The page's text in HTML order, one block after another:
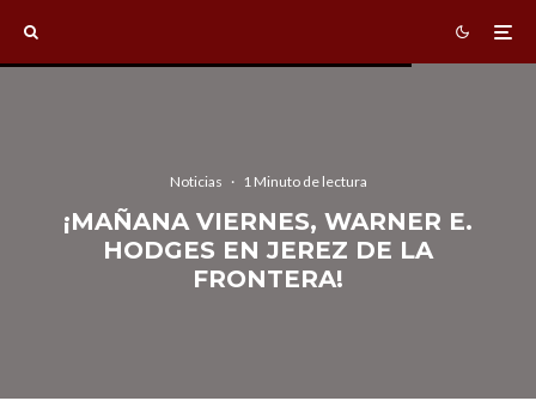
Noticias · 1 Minuto de lectura
¡MAÑANA VIERNES, WARNER E.
HODGES EN JEREZ DE LA
FRONTERA!